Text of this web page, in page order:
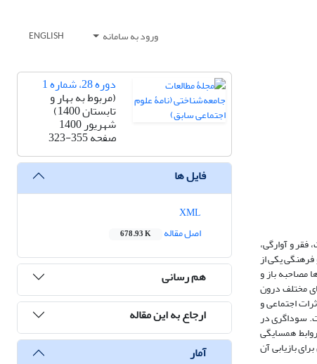
ورود به سامانه ENGLISH
و آوارگی،
یکی از
مصاحبه باز و
مختلف درون
اجتماعی و
سوداگری در
همسایگی
بازیابی آن
دوره 28، شماره 1
(مربوط به بهار و
تابستان 1400)
شهریور 1400
صفحه323-355
فایل ها
اصل مقاله
678.93 K
هم رسانی
ارجاع به این مقاله
آمار